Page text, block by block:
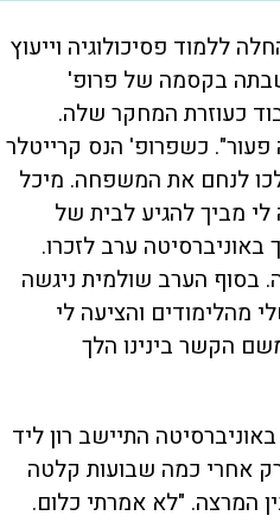
ללמוד פסיכולוגיה וייעוץ
בקסמה של פרופ'
כעוזרת המחקר שלה.
כשפרופ' הנס קרייטלר
לנחם את המשפחה. מיכל
מביך להגיע לבית של
ערב לזכרו.
בסוף הערב שולמית ניגשה
מהלימודים והציעה לי
הקשר בינינו הלך
התיישב רון ליד
אחרי כמה שבועות קלטה
המרצה. "לא אמרתי כלום.